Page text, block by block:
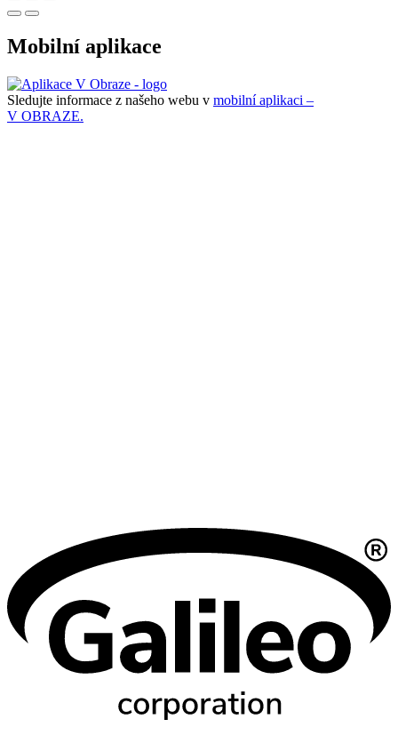
Mobilní aplikace
Sledujte informace z našeho webu v mobilní aplikaci –
V OBRAZE.